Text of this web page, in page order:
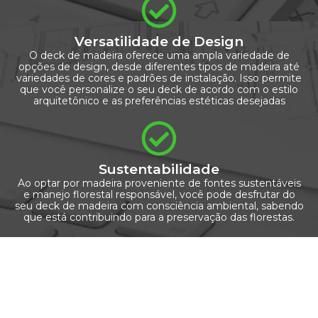
Versatilidade de Design
O deck de madeira oferece uma ampla variedade de
opções de design, desde diferentes tipos de madeira até
variedades de cores e padrões de instalação. Isso permite
que você personalize o seu deck de acordo com o estilo
arquitetônico e as preferências estéticas desejadas
Sustentabilidade
Ao optar por madeira proveniente de fontes sustentáveis
e manejo florestal responsável, você pode desfrutar do
seu deck de madeira com consciência ambiental, sabendo
que está contribuindo para a preservação das florestas.